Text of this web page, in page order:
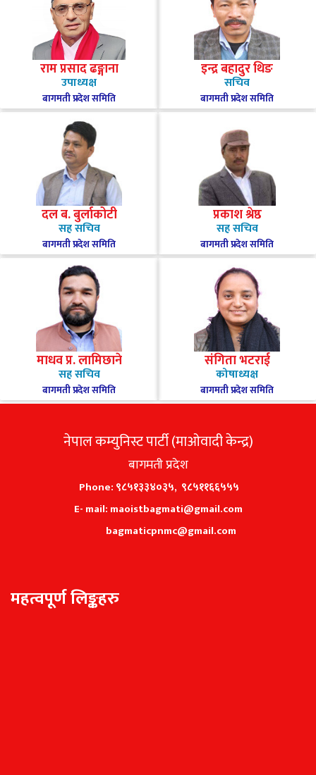
राम प्रसाद ढङ्गाना
उपाध्यक्ष
बागमती प्रदेश समिति
इन्द्र बहादुर थिङ
सचिव
बागमती प्रदेश समिति
दल ब. बुर्लाकोटी
सह सचिव
बागमती प्रदेश समिति
प्रकाश श्रेष्ठ
सह सचिव
बागमती प्रदेश समिति
माधव प्र. लामिछाने
सह सचिव
बागमती प्रदेश समिति
संगिता भटराई
कोषाध्यक्ष
बागमती प्रदेश समिति
नेपाल कम्युनिस्ट पार्टी (माओवादी केन्द्र)
बागमती प्रदेश
Phone: ९८५१३३४०३५, ९८५११६६५५५
E- mail: maoistbagmati@gmail.com
bagmaticpnmc@gmail.com
महत्वपूर्ण लिङ्कहरु